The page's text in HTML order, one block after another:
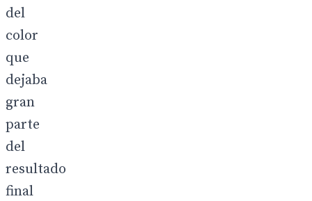
del
color
que
dejaba
gran
parte
del
resultado
final